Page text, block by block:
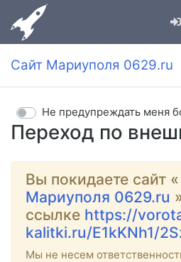
Сайт Мариуполя 0629.ru
Переход по
Не предупреждать меня
Вы покидаете сайт «
Мариуполя 0629.ru
ссылке https://
kalitki.ru/E1kKNh1/
Мы не несем